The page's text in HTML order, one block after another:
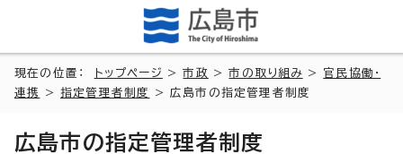
現在の位置： トップページ >市政 >市の取り組み > 官民協働・
連携
>指定管理者制度 > 広島市の指定管理者制度
広島市の指定管理者制度